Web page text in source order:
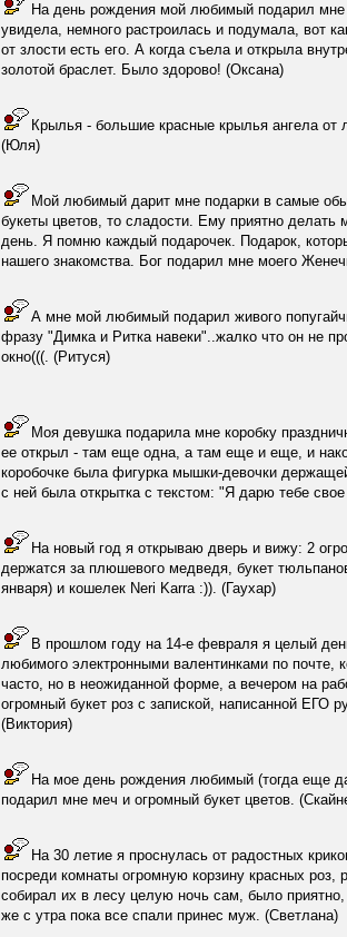
На день рождения мой любимый подарил мне
увидела, немного растроилась и подумала, вот
от злости есть его. А когда съела и открыла
золотой браслет. Было здорово! (Оксана)
Крылья - большие красные крылья ангела от
(Юля)
Мой любимый дарит мне подарки в самые
букеты цветов, то сладости. Ему приятно делать
день. Я помню каждый подарочек. Подарок,
нашего знакомства. Бог подарил мне моего
А мне мой любимый подарил живого
фразу "Димка и Ритка навеки"..жалко что он не
окно(((. (Ритуся)
Моя девушка подарила мне коробку
ее открыл - там еще одна, а там еще и еще, и
коробочке была фигурка мышки-девочки
с ней была открытка с текстом: "Я дарю тебе
На новый год я открываю дверь и вижу: 2
держатся за плюшевого медведя, букет
января) и кошелек Neri Karra :)). (Гаухар)
В прошлом году на 14-е февраля я целый
любимого электронными валентинками по почте,
часто, но в неожиданной форме, а вечером на
огромный букет роз с запиской, написанной ЕГО
(Виктория)
На мое день рождения любимый (тогда еще
подарил мне меч и огромный букет цветов.
На 30 летие я проснулась от радостных
посреди комнаты огромную корзину красных роз,
собирал их в лесу целую ночь сам, было
же с утра пока все спали принес муж. (Светлана)